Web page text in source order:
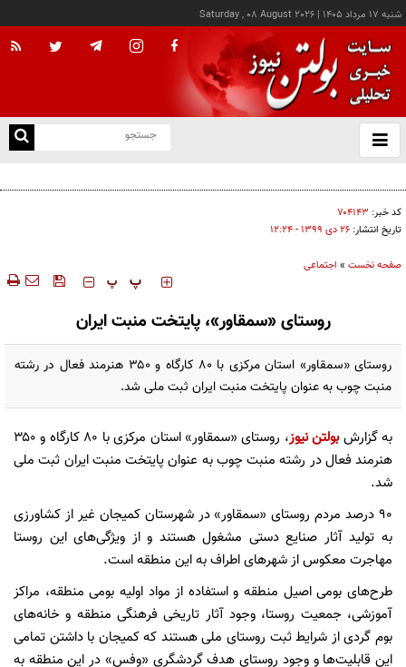
شنبه ۱۷ مرداد ۱۴۰۵ |
Saturday , 08 August 2026
باز
و
کد خبر: ۷۰۴۱۴۳
تاریخ انتشار: ۲۶ دی ۱۳۹۹ - ۱۲:۲۴
صفحه نخست » اجتماعی
‍‍‍ پ پ
روستای «سمقاور»، پایتخت منبت ایران
‌روستای «سمقاور» استان مرکزی با ۸۰ کارگاه و ۳۵۰ هنرمند فعال در رشته
منبت چوب به عنوان پایتخت منبت ایران ثبت ملی شد.
به گزارشبولتن نیوز
، ‌روستای «سمقاور» استان مرکزی با ۸۰ کارگاه و ۳۵۰
هنرمند فعال در رشته منبت چوب به عنوان پایتخت منبت ایران ثبت ملی
شد.
۹۰ درصد مردم روستای «سمقاور» در شهرستان کمیجان غیر از کشاورزی
به تولید آثار صنایع دستی مشغول هستند و از ویژگی‌های این روستا
مهاجرت معکوس از شهرهای اطراف به این منطقه است.
طرح‌های بومی اصیل منطقه و استفاده از مواد اولیه بومی منطقه، مراکز
آموزشی، جمعیت روستا، وجود آثار تاریخی فرهنگی منطقه و خانه‌های
بوم گردی از شرایط ثبت روستای ملی هستند که کمیجان با داشتن تمامی
این قابلیت‌ها و وجود روستای هدف گردشگری «وفس» در این منطقه به